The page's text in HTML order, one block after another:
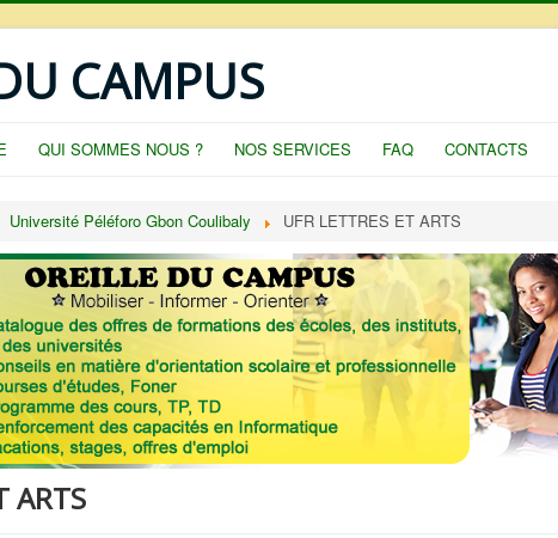
CAMPUS
QUI SOMMES NOUS ? NOS SERVICES FAQ CONTACTS
Université Péléforo Gbon Coulibaly UFR LETTRES ET ARTS
ARTS